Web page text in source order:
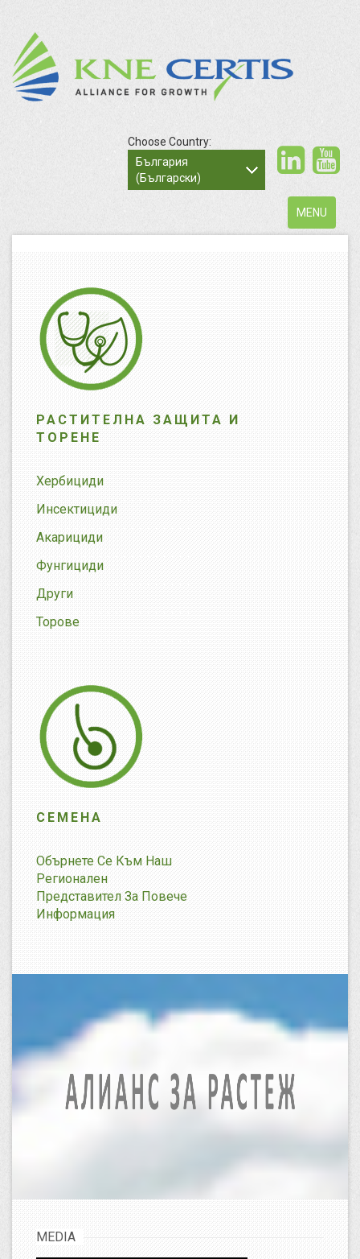
Choose Country:
България
(Български)
Toggle
navigation
MENU
РАСТИТЕЛНА ЗАЩИТА И
ТОРЕНЕ
Хербициди
Инсектициди
Акарициди
Фунгициди
Други
Торове
СЕМЕНА
Обърнете Се Към Наш
Регионален
Представител За Повече
Информация
MEDIA